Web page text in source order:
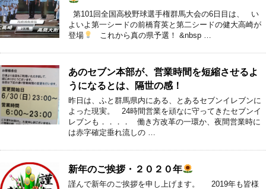
第101回全国高校野球選手権群馬大会の6日目は、 い
よいよ第一シードの前橋育英と第二シードの健大高崎が
登場
これから真の県予選！ &nbsp …
あのセブン本部が、営業時間を短縮させるよ
うになるとは、隔世の感！
昨日は、ふと群馬県内にある、とあるセブンイレブンに
よった現実。 24時間営業を頑なに守ってきたセブンイ
レブンも．．．． 働き方改革の一環か、夜間営業時に
は赤字確定垂れ流しの …
新年のご挨拶・２０２０年
謹んで新年のご挨拶を申し上げます。 2019年も皆様